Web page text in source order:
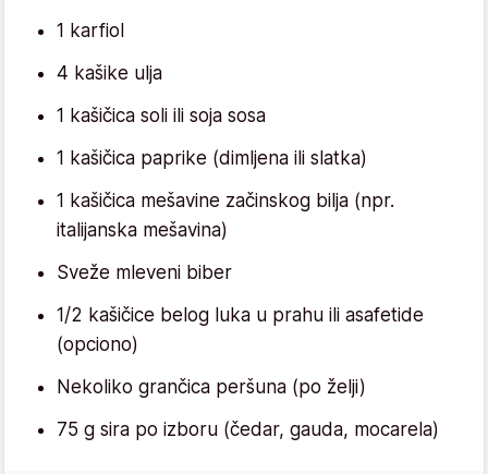
1 karfiol
4 kašike ulja
1 kašičica soli ili soja sosa
1 kašičica paprike (dimljena ili slatka)
1 kašičica mešavine začinskog bilja (npr.
italijanska mešavina)
Sveže mleveni biber
1/2 kašičice belog luka u prahu ili asafetide
(opciono)
Nekoliko grančica peršuna (po želji)
75 g sira po izboru (čedar, gauda, mocarela)